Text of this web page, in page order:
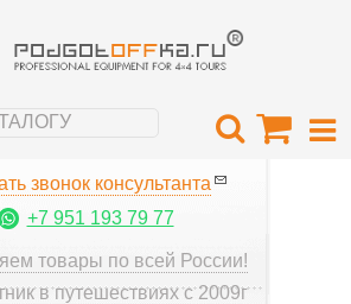
звонок консультанта
+7 951 193 79 77
товары по всей России!
в путешествиях с 2009г